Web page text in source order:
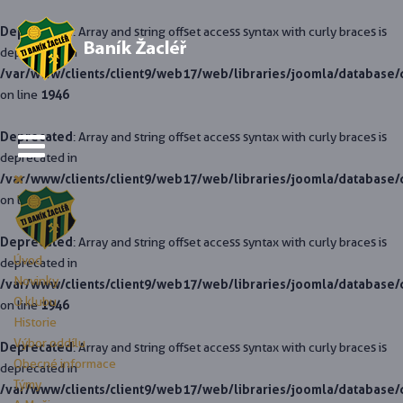
Deprecated: Array and string offset access syntax with curly braces is
deprecated in
/var/www/clients/client9/web17/web/libraries/joomla/database/
on line 1946
Deprecated: Array and string offset access syntax with curly braces is
deprecated in
/var/www/clients/client9/web17/web/libraries/joomla/database/
on line1946
Deprecated: Array and string offset access syntax with curly braces is
deprecated in
/var/www/clients/client9/web17/web/libraries/joomla/database/
on line1946
Deprecated: Array and string offset access syntax with curly braces is
deprecated in
/var/www/clients/client9/web17/web/libraries/joomla/database/
Úvod
Novinky
O klubu
Historie
Výbor oddílu
Obecné informace
Týmy